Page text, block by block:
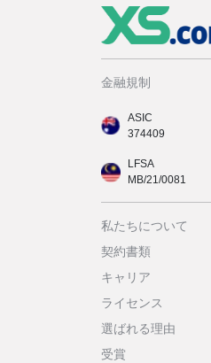
金融規制
ASIC
374409
LFSA
MB/21/0081
私たちについて
契約書類
キャリア
ライセンス
選ばれる理由
受賞